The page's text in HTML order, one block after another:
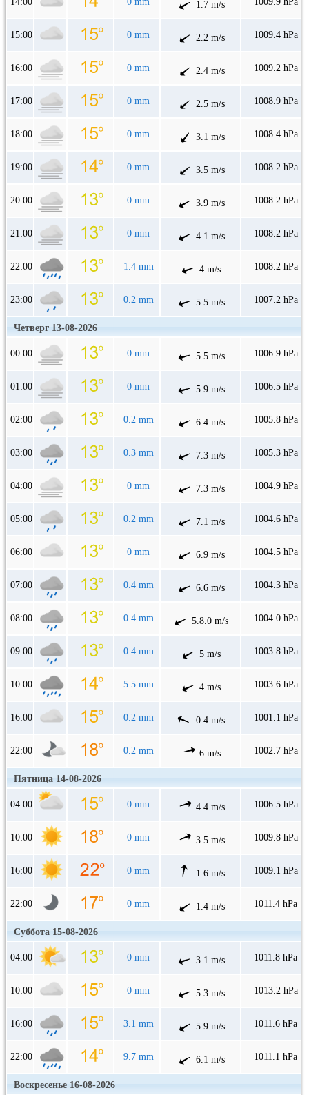
1.7 m/s
15:00 0 mm 2.2 m/s 1009.4 hPa
16:00 0 mm 2.4 m/s 1009.2 hPa
17:00 0 mm 2.5 m/s 1008.9 hPa
18:00 0 mm 3.1 m/s 1008.4 hPa
19:00 0 mm 3.5 m/s 1008.2 hPa
20:00 0 mm 3.9 m/s 1008.2 hPa
21:00 0 mm 4.1 m/s 1008.2 hPa
22:00 1.4 mm 4 m/s 1008.2 hPa
23:00 0.2 mm 5.5 m/s 1007.2 hPa
Четверг 13-08-2026
00:00 0 mm 5.5 m/s 1006.9 hPa
01:00 0 mm 5.9 m/s 1006.5 hPa
02:00 0.2 mm 6.4 m/s 1005.8 hPa
03:00 0.3 mm 7.3 m/s 1005.3 hPa
04:00 0 mm 7.3 m/s 1004.9 hPa
05:00 0.2 mm 7.1 m/s 1004.6 hPa
06:00 0 mm 6.9 m/s 1004.5 hPa
07:00 0.4 mm 6.6 m/s 1004.3 hPa
08:00 0.4 mm 5.8.0 m/s 1004.0 hPa
09:00 0.4 mm 5 m/s 1003.8 hPa
10:00 5.5 mm 4 m/s 1003.6 hPa
16:00 0.2 mm 0.4 m/s 1001.1 hPa
22:00 0.2 mm 6 m/s 1002.7 hPa
Пятница 14-08-2026
04:00 0 mm 4.4 m/s 1006.5 hPa
10:00 0 mm 3.5 m/s 1009.8 hPa
16:00 0 mm 1.6 m/s 1009.1 hPa
22:00 0 mm 1.4 m/s 1011.4 hPa
Суббота 15-08-2026
04:00 0 mm 3.1 m/s 1011.8 hPa
10:00 0 mm 5.3 m/s 1013.2 hPa
16:00 3.1 mm 5.9 m/s 1011.6 hPa
22:00 9.7 mm 6.1 m/s 1011.1 hPa
Воскресенье 16-08-2026